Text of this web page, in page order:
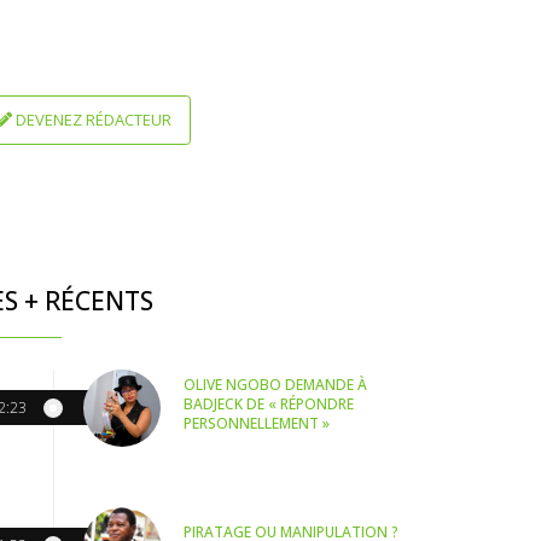
DEVENEZ RÉDACTEUR
+ RÉCENTS
OLIVE NGOBO DEMANDE À
BADJECK DE « RÉPONDRE
PERSONNELLEMENT »
PIRATAGE OU MANIPULATION ?